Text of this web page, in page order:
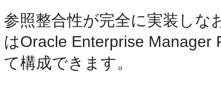
参照整合性が完全に実装しな
はOracle Enterprise Manager
て構成できます。